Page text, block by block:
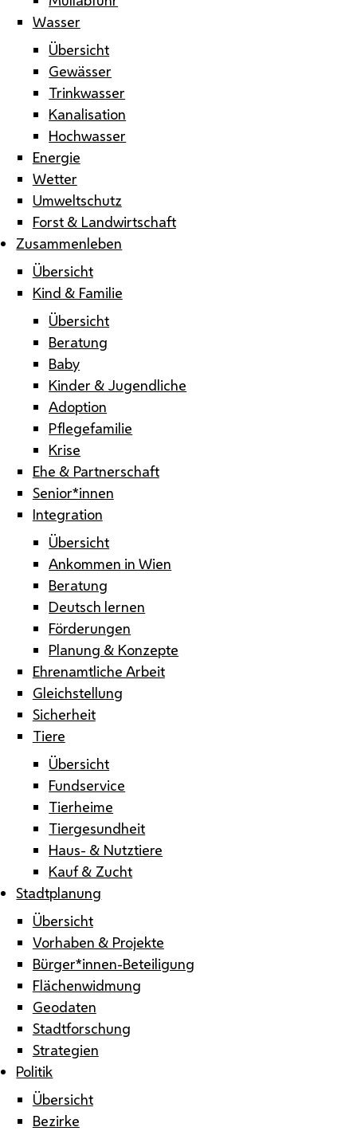
Wasser
Übersicht
Gewässer
Trinkwasser
Kanalisation
Hochwasser
Energie
Wetter
Umweltschutz
Forst & Landwirtschaft
Zusammenleben
Übersicht
Kind & Familie
Übersicht
Beratung
Baby
Kinder & Jugendliche
Adoption
Pflegefamilie
Krise
Ehe & Partnerschaft
Senior*innen
Integration
Übersicht
Ankommen in Wien
Beratung
Deutsch lernen
Förderungen
Planung & Konzepte
Ehrenamtliche Arbeit
Gleichstellung
Sicherheit
Tiere
Übersicht
Fundservice
Tierheime
Tiergesundheit
Haus- & Nutztiere
Kauf & Zucht
Stadtplanung
Übersicht
Vorhaben & Projekte
Bürger*innen-Beteiligung
Flächenwidmung
Geodaten
Stadtforschung
Strategien
Politik
Übersicht
Bezirke